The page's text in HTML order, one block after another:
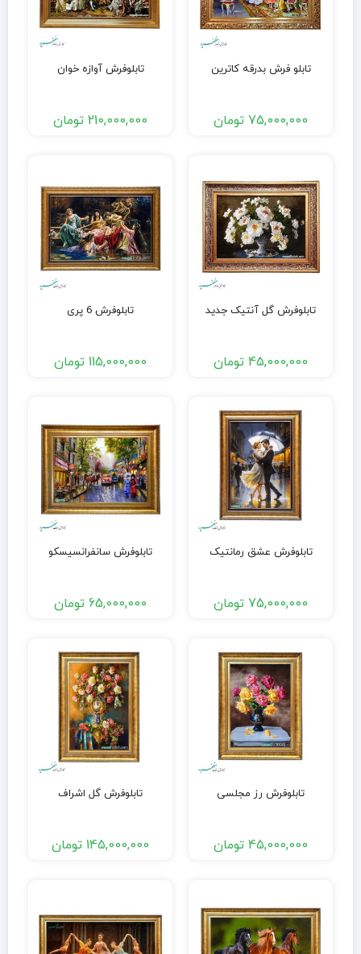
تابلو فرش بدرقه کاترین
75,000,000 تومان
تابلوفرش آوازه خوان
210,000,000 تومان
تابلوفرش گل آنتیک جدید
45,000,000 تومان
تابلوفرش 6 پری
115,000,000 تومان
تابلوفرش عشق رمانتیک
75,000,000 تومان
تابلوفرش سانفرانسیسکو
65,000,000 تومان
تابلوفرش رز مجلسی
45,000,000 تومان
تابلوفرش گل اشراف
145,000,000 تومان